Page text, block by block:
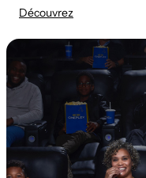
Découvrez